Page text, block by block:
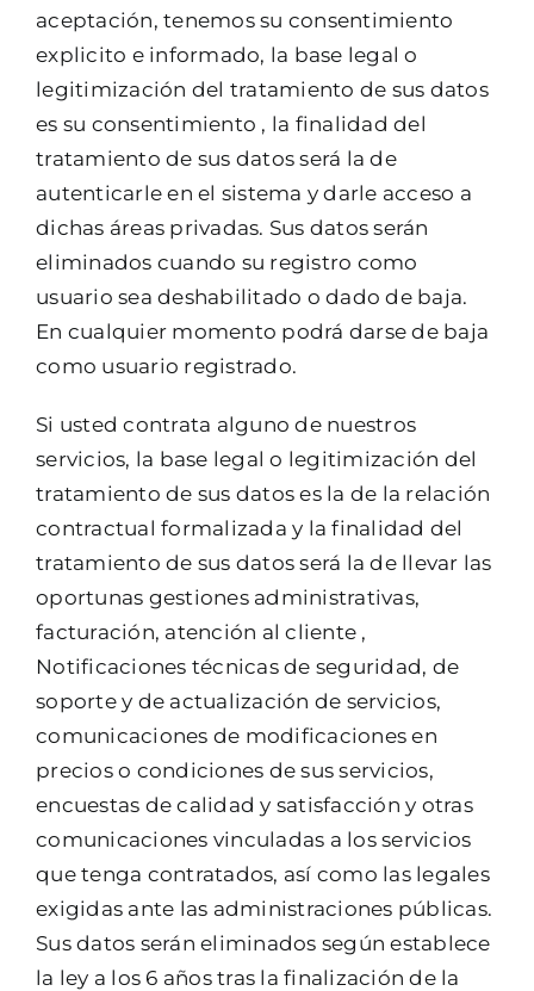
aceptación, tenemos su consentimiento
explicito e informado, la base legal o
legitimización del tratamiento de sus datos
es su consentimiento , la finalidad del
tratamiento de sus datos será la de
autenticarle en el sistema y darle acceso a
dichas áreas privadas. Sus datos serán
eliminados cuando su registro como
usuario sea deshabilitado o dado de baja.
En cualquier momento podrá darse de baja
como usuario registrado.
Si usted contrata alguno de nuestros
servicios, la base legal o legitimización del
tratamiento de sus datos es la de la relación
contractual formalizada y la finalidad del
tratamiento de sus datos será la de llevar las
oportunas gestiones administrativas,
facturación, atención al cliente ,
Notificaciones técnicas de seguridad, de
soporte y de actualización de servicios,
comunicaciones de modificaciones en
precios o condiciones de sus servicios,
encuestas de calidad y satisfacción y otras
comunicaciones vinculadas a los servicios
que tenga contratados, así como las legales
exigidas ante las administraciones públicas.
Sus datos serán eliminados según establece
la ley a los 6 años tras la finalización de la